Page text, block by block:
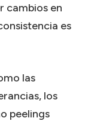
cambios en
es
las
los
peelings